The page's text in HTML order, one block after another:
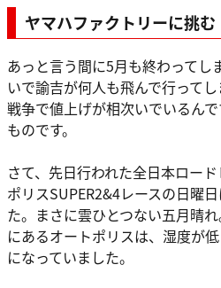
ヤマハファクトリーに挑む
あっと言う間に5月も終わってし
いで諭吉が何人も飛んで行って
戦争で値上げが相次いでいるん
ものです。
さて、先日行われた全日本ロー
ポリスSUPER2&4レースの日曜
た。まさに雲ひとつない五月晴
にあるオートポリスは、湿度が
になっていました。